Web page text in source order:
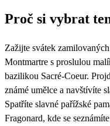
Proč si vybrat
Zažijte svátek
Montmartre s proslulou
bazilikou Sacré-Coeur.
známé umělce a navštívíte
Spatříte slavné pařížské
Fragonard, kde se